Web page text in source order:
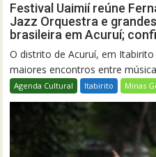
Festival Uaimií reúne
Jazz Orquestra e
brasileira em Acuruí;
O distrito de Acuruí, em
maiores encontros entre
Agenda Cultural Itabirito Minas